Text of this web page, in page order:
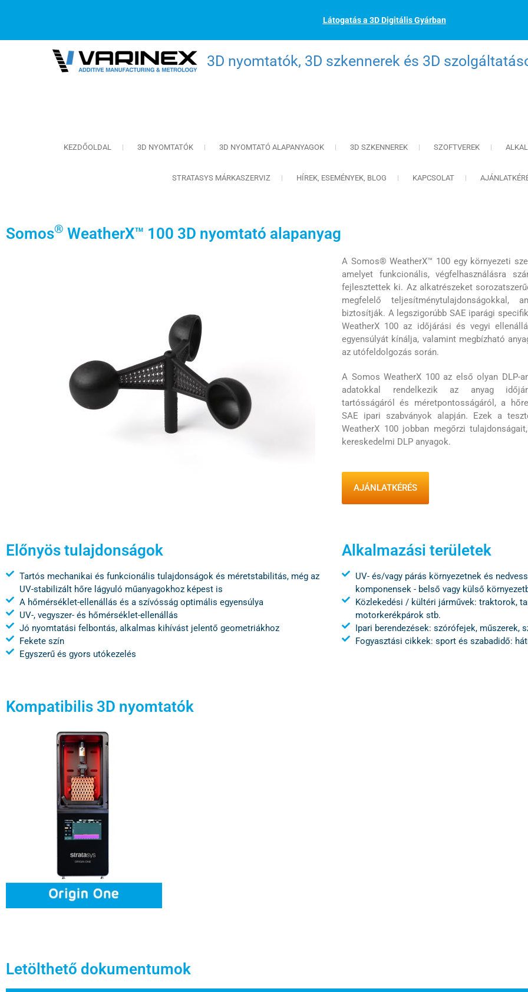
Látogatás a 3D Digitális Gyárban
3D nyomtatók, 3D szkennerek és 3D
KEZDŐOLDAL 3D NYOMTATÓK 3D NYOMTATÓ ALAPANYAGOK 3D SZKENNEREK SZOFTVEREK
STRATASYS MÁRKASZERVIZ HÍREK, ESEMÉNYEK, BLOG KAPCSOLAT
Somos® WeatherX™ 100 3D nyomtató alapanyag
A Somos® WeatherX™ 100 egy környezeti
amelyet funkcionális, végfelhasználásra
fejlesztettek ki. Az alkatrészeket
megfelelő teljesítménytulajdonságokkal,
biztosítják. A legszigorúbb SAE iparági
WeatherX 100 az időjárási és vegyi
egyensúlyát kínálja, valamint megbízható
az utófeldolgozás során.
A Somos WeatherX 100 az első olyan DLP-
adatokkal rendelkezik az anyag
tartósságáról és méretpontosságáról, a
SAE ipari szabványok alapján. Ezek a
WeatherX 100 jobban megőrzi
kereskedelmi DLP anyagok.
AJÁNLATKÉRÉS
Előnyös tulajdonságok
Tartós mechanikai és funkcionális tulajdonságok és méretstabilitás, még az
UV-stabilizált hőre lágyuló műanyagokhoz képest is
A hőmérséklet-ellenállás és a szívósság optimális egyensúlya
UV-, vegyszer- és hőmérséklet-ellenállás
Jó nyomtatási felbontás, alkalmas kihívást jelentő geometriákhoz
Fekete szín
Egyszerű és gyors utókezelés
Alkalmazási területek
UV- és/vagy párás környezetnek és
komponensek - belső vagy külső
Közlekedési / kültéri járművek: traktorok,
motorkerékpárok stb.
Ipari berendezések: szórófejek, műszerek,
Fogyasztási cikkek: sport és szabadidő:
Kompatibilis 3D nyomtatók
Letölthető dokumentumok